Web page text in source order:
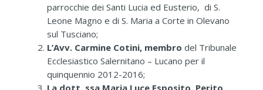
parrocchie dei Santi Lucia ed Eusterio, di S.
Leone Magno e di S. Maria a Corte in Olevano
sul Tusciano;
L’Avv. Carmine Cotini, membro del Tribunale
Ecclesiastico Salernitano – Lucano per il
quinquennio 2012-2016;
La dott. ssa Maria Luce Esposito, Perito